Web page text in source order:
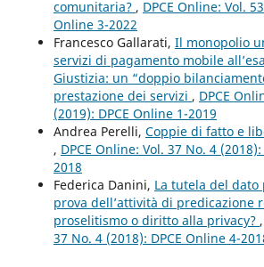
comunitaria? , DPCE Online: Vol.
Online 3-2022
Francesco Gallarati, Il monopolio
servizi di pagamento mobile
Giustizia: un “doppio
prestazione dei servizi , DPCE
(2019): DPCE Online 1-2019
Andrea Perelli, Coppie di fatto e
, DPCE Online: Vol. 37 No. 4
2018
Federica Danini, La tutela del dato
prova dell’attività di predicazione
proselitismo o diritto alla privacy? ,
37 No. 4 (2018): DPCE Online 4-